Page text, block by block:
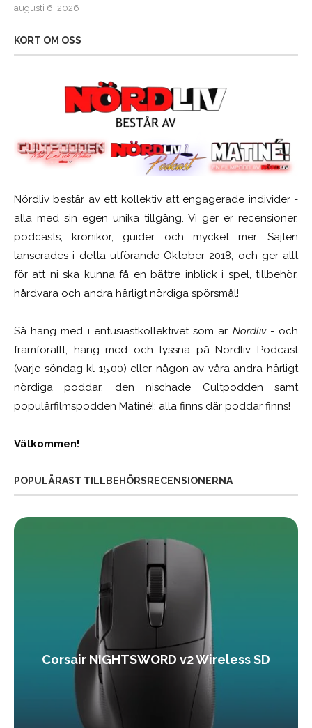
augusti 6, 2026
KORT OM OSS
Nördliv består av ett kollektiv att engagerade individer -
alla med sin egen unika tillgång. Vi ger er recensioner,
podcasts, krönikor, guider och mycket mer. Sajten
lanserades i detta utförande Oktober 2018, och ger allt
för att ni ska kunna få en bättre inblick i spel, tillbehör,
hårdvara och andra härligt nördiga spörsmål!
Så häng med i entusiastkollektivet som är Nördliv- och
framförallt, häng med och lyssna på Nördliv Podcast
(varje söndag kl 15.00) eller någon av våra andra härligt
nördiga poddar, den nischade Cultpodden samt
populärfilmspodden Matiné!; alla finns där poddar finns!
Välkommen!
POPULÄRAST TILLBEHÖRSRECENSIONERNA
Corsair NIGHTSWORD v2 Wireless SD